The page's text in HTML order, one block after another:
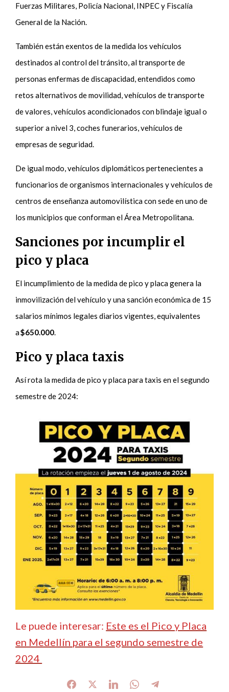
Fuerzas Militares, Policía Nacional, INPEC y Fiscalía
General de la Nación.
También están exentos de la medida los vehículos
destinados al control del tránsito, al transporte de
personas enfermas de discapacidad, entendidos como
retos alternativos de movilidad, vehículos de transporte
de valores, vehículos acondicionados con blindaje igual o
superior a nivel 3, coches funerarios, vehículos de
empresas de seguridad.
De igual modo, vehículos diplomáticos pertenecientes a
funcionarios de organismos internacionales y vehículos de
centros de enseñanza automovilística con sede en uno de
los municipios que conforman el Área Metropolitana.
Sanciones por incumplir el
pico y placa
El incumplimiento de la medida de pico y placa genera la
inmovilización del vehículo y una sanción económica de 15
salarios mínimos legales diarios vigentes, equivalentes
a$650.000
Pico y placa taxis
Así rota la medida de pico y placa para taxis en el segundo
semestre de 2024:
Le puede interesar: Este es el Pico y Placa
en Medellín para el segundo semestre de
2024